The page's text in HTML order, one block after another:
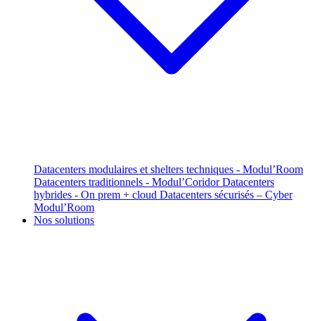
Datacenters modulaires et shelters techniques - Modul’Room
Datacenters traditionnels - Modul’CoridorDatacenters
hybrides - On prem + cloud Datacenters sécurisés – Cyber
Modul’Room
Nos solutions